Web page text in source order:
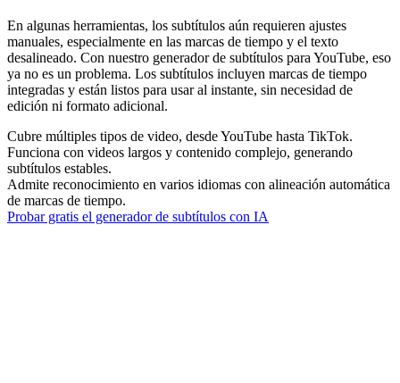
En algunas herramientas, los subtítulos aún requieren ajustes
manuales, especialmente en las marcas de tiempo y el texto
desalineado. Con nuestro generador de subtítulos para YouTube, eso
ya no es un problema. Los subtítulos incluyen marcas de tiempo
integradas y están listos para usar al instante, sin necesidad de
edición ni formato adicional.
Cubre múltiples tipos de video, desde YouTube hasta TikTok.
Funciona con videos largos y contenido complejo, generando
subtítulos estables.
Admite reconocimiento en varios idiomas con alineación automática
de marcas de tiempo.
Probar gratis el generador de subtítulos con IA